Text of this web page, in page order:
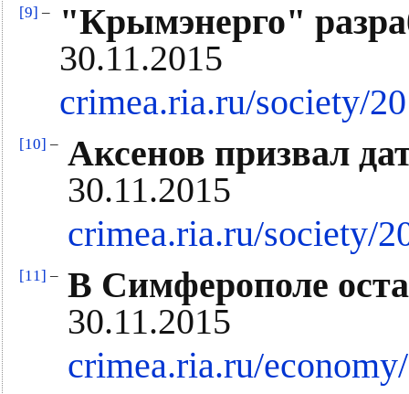
[9] –
"Крымэнерго"
30.11.2015
crimea.ria.ru/society/
[10] – Аксенов призвал
30.11.2015
crimea.ria.ru/society/
[11] – В Симферополе
30.11.2015
crimea.ria.ru/